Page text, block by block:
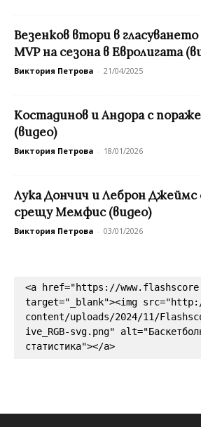
Везенков втори в
MVP на сезона в Евролигата
Виктория Петрова - 21/04/2025
Костадинов и Андора с
(видео)
Виктория Петрова - 18/01/2026
Лука Дончич и Леброн
срещу Мемфис (видео)
Виктория Петрова - 03/01/2026
<a href="https://
target="_blank"><img
content/uploads/2024/11/
ive_RGB-svg.png"
статистика"></a>